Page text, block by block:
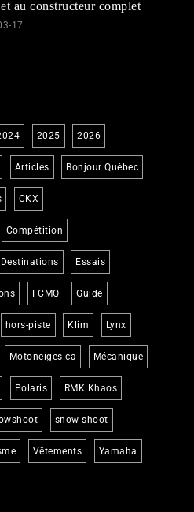
au constructeur complet
17
2025 2026
Articles Bonjour Québec
CKX
Compétition
Destinations Essais
FCMQ Guide
hors-piste Klim Lynx
Motoneiges.ca Mécanique
Polaris RMK Khaos
snow shoot
Vêtements Yamaha